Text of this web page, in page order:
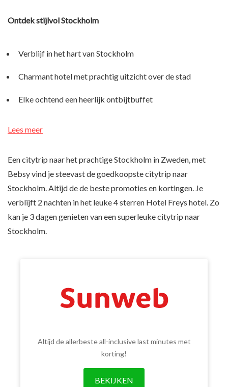
Ontdek stijlvol Stockholm
Verblijf in het hart van Stockholm
Charmant hotel met prachtig uitzicht over de stad
Elke ochtend een heerlijk ontbijtbuffet
Lees meer
Een citytrip naar het prachtige Stockholm in Zweden, met
Bebsy vind je steevast de goedkoopste citytrip naar
Stockholm. Altijd de de beste promoties en kortingen. Je
verblijft 2 nachten in het leuke 4 sterren Hotel Freys hotel. Zo
kan je 3 dagen genieten van een superleuke citytrip naar
Stockholm.
Altijd de allerbeste all-inclusive last minutes met
korting!
BEKIJKEN